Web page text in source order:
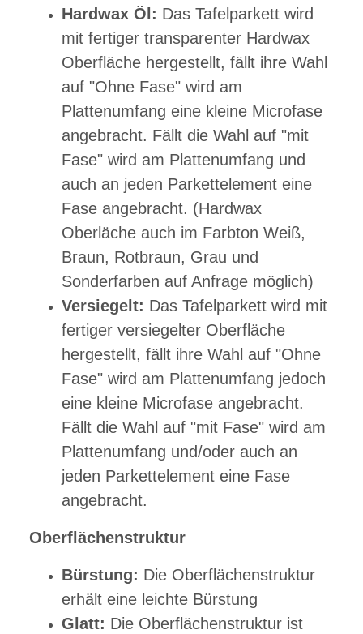
Hardwax Öl: Das Tafelparkett wird
mit fertiger transparenter Hardwax
Oberfläche hergestellt, fällt ihre Wahl
auf "Ohne Fase" wird am
Plattenumfang eine kleine Microfase
angebracht. Fällt die Wahl auf "mit
Fase" wird am Plattenumfang und
auch an jeden Parkettelement eine
Fase angebracht. (Hardwax
Oberläche auch im Farbton Weiß,
Braun, Rotbraun, Grau und
Sonderfarben auf Anfrage möglich)
Versiegelt: Das Tafelparkett wird mit
fertiger versiegelter Oberfläche
hergestellt, fällt ihre Wahl auf "Ohne
Fase" wird am Plattenumfang jedoch
eine kleine Microfase angebracht.
Fällt die Wahl auf "mit Fase" wird am
Plattenumfang und/oder auch an
jeden Parkettelement eine Fase
angebracht.
Oberflächenstruktur
Bürstung: Die Oberflächenstruktur
erhält eine leichte Bürstung
Glatt: Die Oberflächenstruktur ist